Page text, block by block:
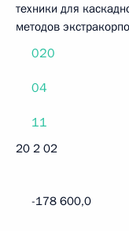
техники для
методов
020
04
11
20 2 02
-178 600,0